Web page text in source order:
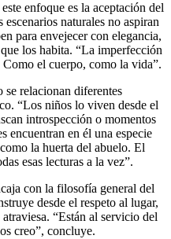
enfoque es la aceptación del
naturales no aspiran
para envejecer con elegancia,
los habita. “La imperfección
el cuerpo, como la vida”.
se relacionan diferentes
“Los niños lo viven desde el
introspección o momentos
encuentran en él una especie
la huerta del abuelo. El
esas lecturas a la vez”.
con la filosofía general del
desde el respeto al lugar,
“Están al servicio del
creo”, concluye.